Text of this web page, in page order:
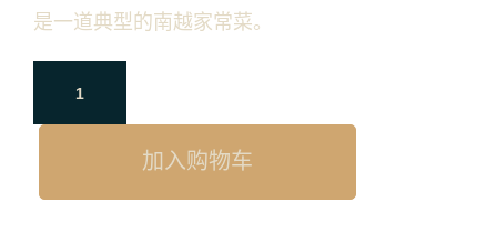
是一道典型的南越家常菜。
加入购物车